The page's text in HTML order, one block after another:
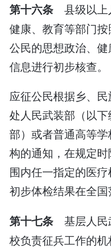
第十六条 县级以上
健康、教育等部门
公民的思想政治、
信息进行初步核查。
应征公民根据乡、
处人民武装部（以
部）或者普通高等
构的通知，在规定
围内任一指定的医
初步体检结果在全国
第十七条 基层人民
校负责征兵工作的